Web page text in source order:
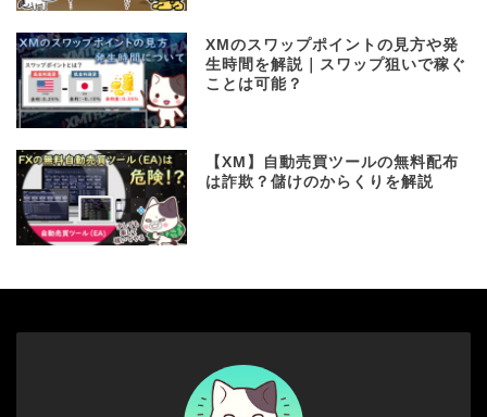
XMのスワップポイントの見方や発
生時間を解説｜スワップ狙いで稼ぐ
ことは可能？
【XM】自動売買ツールの無料配布
は詐欺？儲けのからくりを解説